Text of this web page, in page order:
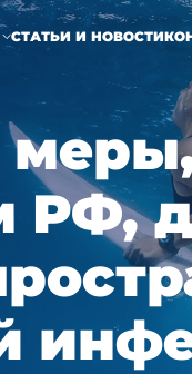
СТАТЬИ И НОВОСТИ
РФ,